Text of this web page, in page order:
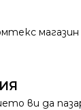
ви да